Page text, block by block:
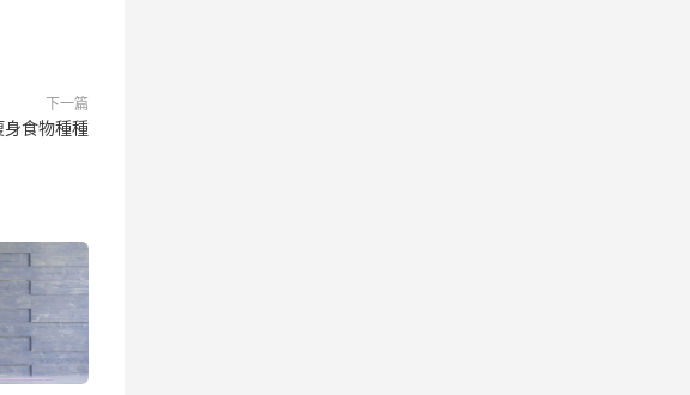
下一篇
身食物種種